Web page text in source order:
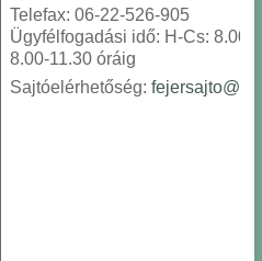
Telefax: 06-22-526-905
Ügyfélfogadási idő: H-Cs: 8.00-
8.00-11.30 óráig
Sajtóelérhetőség: